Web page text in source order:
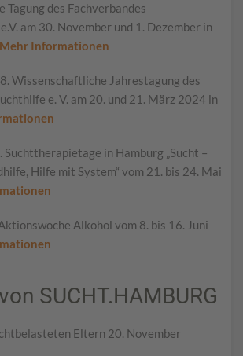
des Fachverbandes
am 30. November und 1. Dezember in
Mehr Informationen
Wissenschaftliche Jahrestagung des
e. V. am 20. und 21. März 2024 in
Suchttherapietage in Hamburg „Sucht –
Hilfe mit System“ vom 21. bis 24. Mai
Alkohol vom 8. bis 16. Juni
SUCHT.HAMBURG
Eltern 20. November